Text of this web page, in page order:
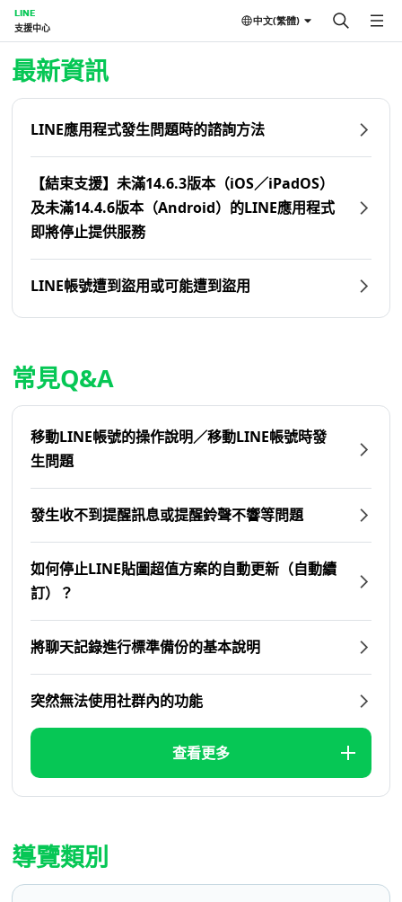
LINE
支援中心
中文(繁體)
首頁 | LINE支援中心
最新資訊
LINE應用程式發生問題時的諮詢方法
【結束支援】未滿14.6.3版本（iOS／iPadOS）
及未滿14.4.6版本（Android）的LINE應用程式
即將停止提供服務
LINE帳號遭到盜用或可能遭到盜用
常見Q&A
移動LINE帳號的操作說明／移動LINE帳號時發
生問題
發生收不到提醒訊息或提醒鈴聲不響等問題
如何停止LINE貼圖超值方案的自動更新（自動續
訂）？
將聊天記錄進行標準備份的基本說明
突然無法使用社群內的功能
查看更多
導覽類別